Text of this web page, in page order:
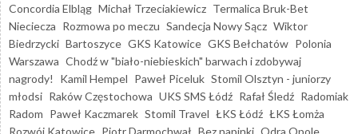
Concordia Elbląg Michał Trzeciakiewicz Termalica Bruk-Bet
Nieciecza Rozmowa po meczu Sandecja Nowy Sącz Wiktor
Biedrzycki Bartoszyce GKS Katowice GKS Bełchatów Polonia
Warszawa Chodź w "biało-niebieskich" barwach i zdobywaj
nagrody!
Kamil Hempel Paweł Piceluk Stomil Olsztyn - juniorzy
młodsi Raków Częstochowa UKS SMS Łódź Rafał Śledź Radomiak
Radom Paweł Kaczmarek Stomil Travel ŁKS Łódź ŁKS Łomża
Rozwój Katowice Piotr Darmochwał Bez napinki Odra Opole